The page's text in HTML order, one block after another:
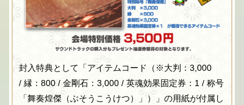
封入特典として「アイテムコード（※大判： 3,000
/ 縁： 800 / 金剛石： 3,000 / 英魂効果固定券： 1 / 称号
「舞奏煌傑（ぶそうこうけつ）」）」の用紙が付属し